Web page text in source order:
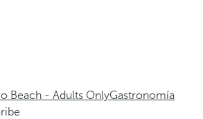
Beach - Adults OnlyGastronomía